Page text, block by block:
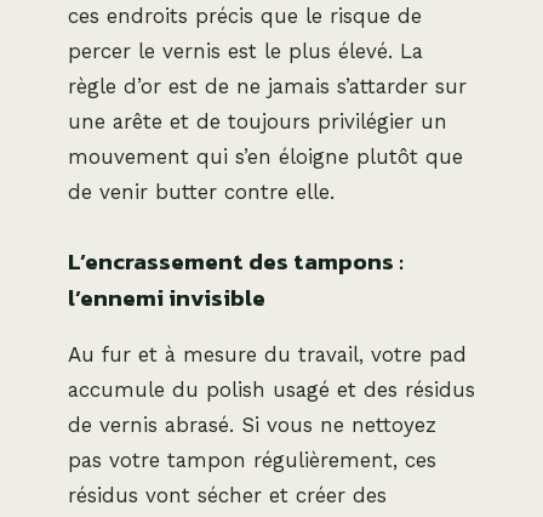
ces endroits précis que le risque de
percer le vernis est le plus élevé. La
règle d’or est de ne jamais s’attarder sur
une arête et de toujours privilégier un
mouvement qui s’en éloigne plutôt que
de venir butter contre elle.
L’encrassement des tampons :
l’ennemi invisible
Au fur et à mesure du travail, votre pad
accumule du polish usagé et des résidus
de vernis abrasé. Si vous ne nettoyez
pas votre tampon régulièrement, ces
résidus vont sécher et créer des